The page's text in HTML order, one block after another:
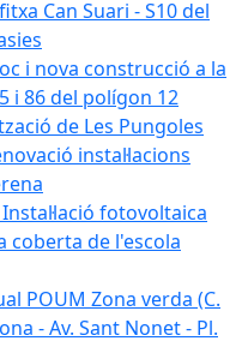
Can Suari - S10 del
i nova construcció a la
i 86 del polígon 12
de Les Pungoles
instal·lacions
fotovoltaica
coberta de l'escola
POUM Zona verda (C.
- Av. Sant Nonet - Pl.